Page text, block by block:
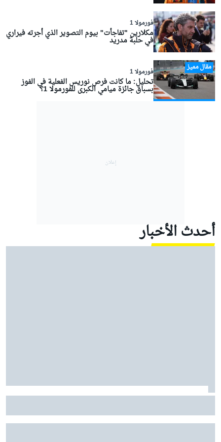
فورمولا 1
مكلارين "تفاجأت" بيوم التصوير الذي أجرته فيراري
في حلبة مدريد
مقال مميز فورمولا 1
تحليل: ما كانت فرص نوريس الفعلية في الفوز
بسباق جائزة ميامي الكبرى للفورمولا 1؟
أحدث الأخبار
موتو جي بي: مارتين يتصدر ثنائية أبريليا في الصف الأول